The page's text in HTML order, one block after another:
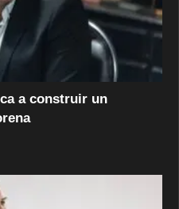
a construir un